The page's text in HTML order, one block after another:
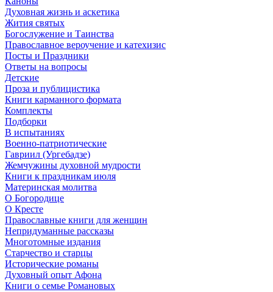
Духовная жизнь и аскетика
Жития святых
Богослужение и Таинства
Православное вероучение и катехизис
Посты и Праздники
Ответы на вопросы
Детские
Проза и публицистика
Книги карманного формата
Комплекты
Подборки
В испытаниях
Военно-патриотические
Гавриил (Ургебадзе)
Жемчужины духовной мудрости
Книги к праздникам июля
Материнская молитва
О Богородице
О Кресте
Православные книги для женщин
Непридуманные рассказы
Многотомные издания
Старчество и старцы
Исторические романы
Духовный опыт Афона
Книги о семье Романовых